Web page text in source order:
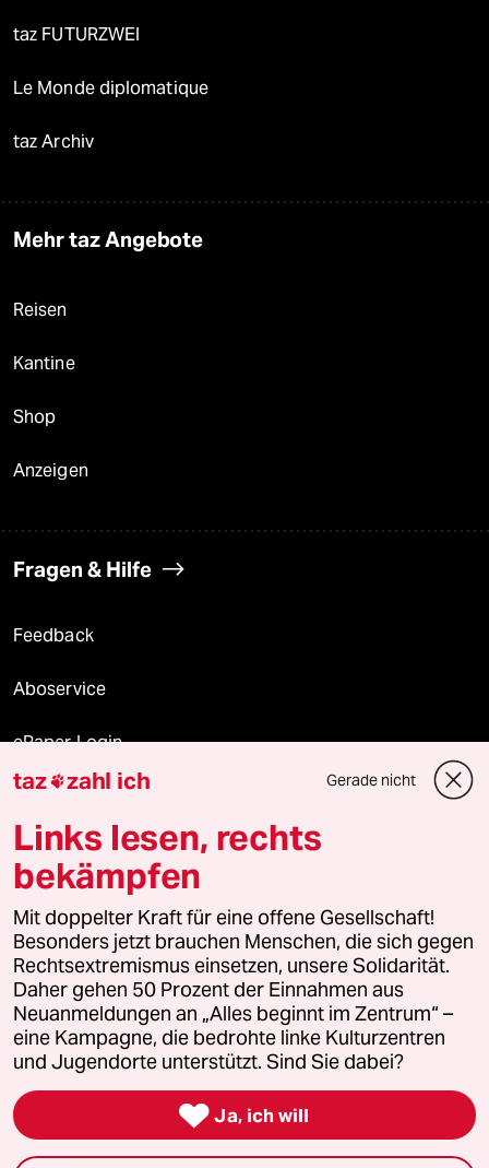
taz FUTURZWEI
Le Monde diplomatique
taz Archiv
Mehr taz Angebote
Reisen
Kantine
Shop
Anzeigen
Fragen & Hilfe
Feedback
Aboservice
ePaper Login
Downloads für Abonnierende
© 2026 taz Verlags und Vertriebs GmbH
Alle Rechte vorbehalten. Bei rechtlichen Fragen oder für Genehmigungen
wenden Sie sich bitte an
lizenzen@taz.de
Feedback Redaktionsstatut Kommune-Richtlinien
Leitlinie Informant Datenschutz Impressum AGB
Seitenwende Einwilligungen widerrufen (Ads)
taz zahl ich Gerade nicht
Links lesen, rechts
bekämpfen
Mit doppelter Kraft für eine offene Gesellschaft!
Besonders jetzt brauchen Menschen, die sich gegen
Rechtsextremismus einsetzen, unsere Solidarität.
Daher gehen 50 Prozent der Einnahmen aus
Neuanmeldungen an „Alles beginnt im Zentrum“ –
eine Kampagne, die bedrohte linke Kulturzentren
und Jugendorte unterstützt. Sind Sie dabei?
 Ja, ich will